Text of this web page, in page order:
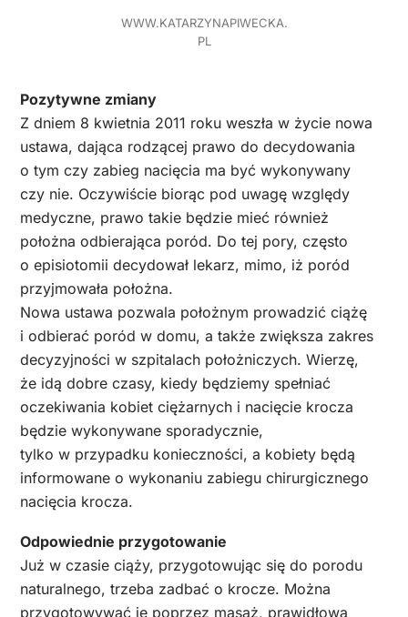
WWW.KATARZYNAPIWECKA.
PL
Pozytywne zmiany
Z dniem 8 kwietnia 2011 roku weszła w życie nowa
ustawa, dająca rodzącej prawo do decydowania
o tym czy zabieg nacięcia ma być wykonywany
czy nie. Oczywiście biorąc pod uwagę względy
medyczne, prawo takie będzie mieć również
położna odbierająca poród. Do tej pory, często
o episiotomii decydował lekarz, mimo, iż poród
przyjmowała położna.
Nowa ustawa pozwala położnym prowadzić ciążę
i odbierać poród w domu, a także zwiększa zakres
decyzyjności w szpitalach położniczych. Wierzę,
że idą dobre czasy, kiedy będziemy spełniać
oczekiwania kobiet ciężarnych i nacięcie krocza
będzie wykonywane sporadycznie,
tylko w przypadku konieczności, a kobiety będą
informowane o wykonaniu zabiegu chirurgicznego
nacięcia krocza.
Odpowiednie przygotowanie
Już w czasie ciąży, przygotowując się do porodu
naturalnego, trzeba zadbać o krocze. Można
przygotowywać je poprzez masaż, prawidłową